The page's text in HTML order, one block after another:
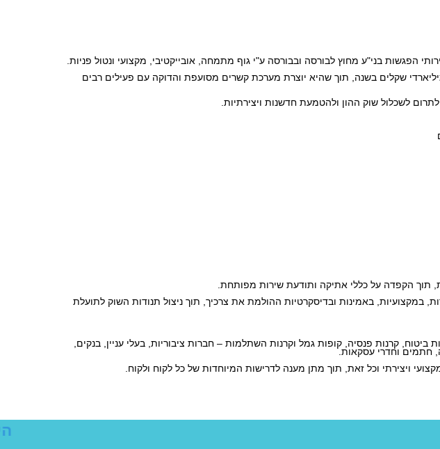
הפגשות בני"ע מחוץ לבורסה ובבורסה ע"י גוף מתמחה, אובייקטיבי, מקצועי ונטול פניות.
לשכלול שוק ההון ולהטמעת חדשנות ויצירתיות.
תוך הקפדה על כללי אתיקה ותודעת שירות מפותחת.
חתמים וחדרי עסקאות.
ויצירתי וכל זאת, תוך מתן מענה לדרישות המיוחדות של כל לקוח ולקוח.